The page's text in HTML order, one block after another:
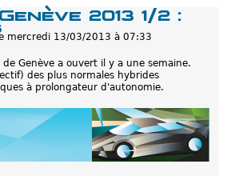
2013 1/2 :
mercredi 13/03/2013 à 07:33
Genève a ouvert il y a une semaine.
des plus normales hybrides
à prolongateur d'autonomie.